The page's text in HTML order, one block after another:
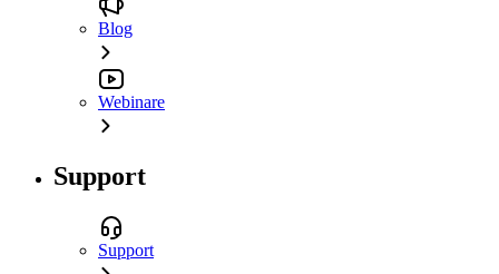
Blog
Webinare
Support
Support